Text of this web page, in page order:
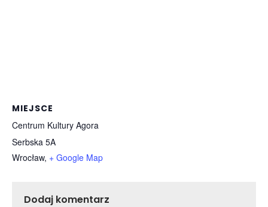
MIEJSCE
Centrum Kultury Agora
Serbska 5A
Wrocław, + Google Map
Dodaj komentarz